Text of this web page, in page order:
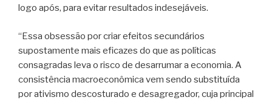
logo após, para evitar resultados indesejáveis.
“Essa obsessão por criar efeitos secundários
supostamente mais eficazes do que as políticas
consagradas leva o risco de desarrumar a economia. A
consistência macroeconômica vem sendo substituída
por ativismo descosturado e desagregador, cuja principal